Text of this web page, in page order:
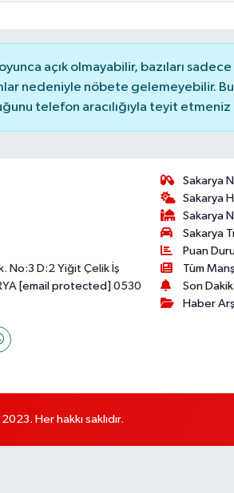
açık olmayabilir, bazıları
nedeniyle nöbete gelemeyebilir.
telefon aracılığıyla teyit etmeniz
No:3 D:2 Yiğit Çelik İş
[email protected] 0530
Sakarya
Sakarya
Sakarya
Sakarya
Puan
Tüm
Son
Haber
Her hakkı saklıdır.